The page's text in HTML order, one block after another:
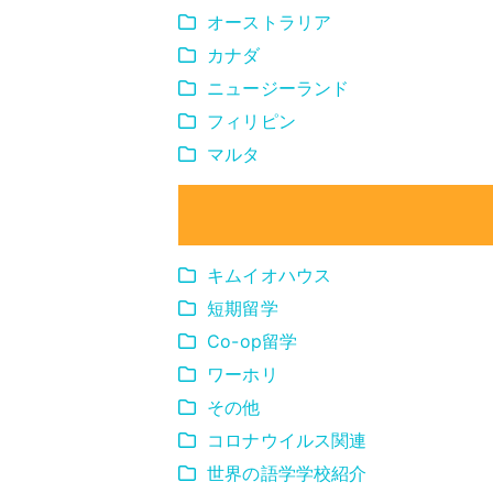
オーストラリア
カナダ
ニュージーランド
フィリピン
マルタ
キムイオハウス
短期留学
Co-op留学
ワーホリ
その他
コロナウイルス関連
世界の語学学校紹介